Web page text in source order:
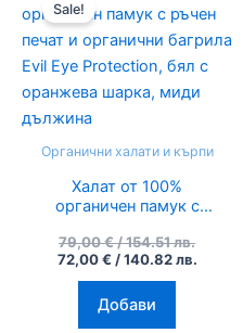
Sale!
Органични халати и кърпи
Халат от 100%
органичен памук с
органични багрила
Evil Eye Protection,
бял с оранжева
шарка, миди
79,00€/ 154.51 лв.
was:
79,00 €
/
154.51
лв..
72,00€ / 140.82 лв.
е:
72,00 €
/
140.82
лв..
Добави